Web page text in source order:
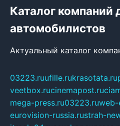
Каталог компаний
автомобилистов
Актуальный каталог
03223.ruufille.rukrasotata.ru
veetbox.rucinemapost.ru
mega-press.ru03223.ruweb-
eurovision-russia.rustrah-